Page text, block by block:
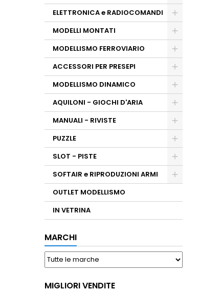
ELETTRONICA e RADIOCOMANDI
MODELLI MONTATI
MODELLISMO FERROVIARIO
ACCESSORI PER PRESEPI
MODELLISMO DINAMICO
AQUILONI - GIOCHI D'ARIA
MANUALI - RIVISTE
PUZZLE
SLOT - PISTE
SOFTAIR e RIPRODUZIONI ARMI
OUTLET MODELLISMO
IN VETRINA
MARCHI
MIGLIORI VENDITE